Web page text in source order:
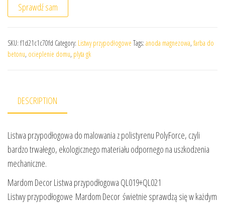
Sprawdź sam
SKU: f1d21c1c70fd Category: Listwy przypodłogowe Tags: anoda magnezowa, farba do
betonu, ocieplenie domu, plyta gk
DESCRIPTION
Listwa przypodłogowa do malowania z polistyrenu PolyForce, czyli
bardzo trwałego, ekologicznego materiału odpornego na uszkodzenia
mechaniczne.
Mardom Decor Listwa przypodłogowa QL019+QL021
Listwy przypodłogowe Mardom Decor świetnie sprawdzą się w każdym